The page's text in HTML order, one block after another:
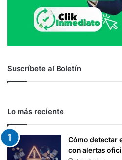
Suscríbete al Boletín
Lo más reciente
Cómo detectar
con alertas